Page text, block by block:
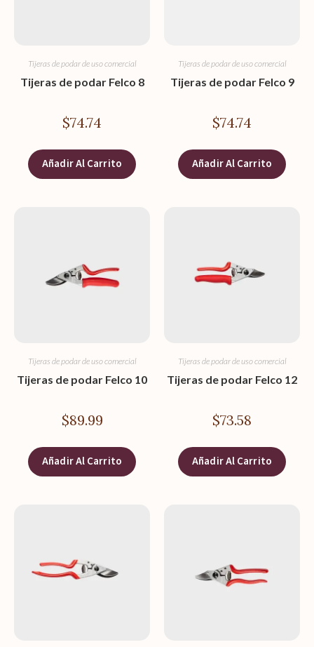
Tijeras de podar de uso comercial
Tijeras de podar Felco 8
$74.74
Añadir Al Carrito
Tijeras de podar de uso comercial
Tijeras de podar Felco 9
$74.74
Añadir Al Carrito
Tijeras de podar de uso comercial
Tijeras de podar Felco 10
$89.99
Añadir Al Carrito
Tijeras de podar de uso comercial
Tijeras de podar Felco 12
$73.58
Añadir Al Carrito